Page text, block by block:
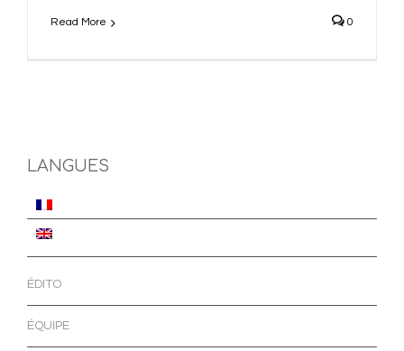
Read More 0
LANGUES
ÉDITO
ÉQUIPE